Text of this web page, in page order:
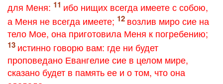
для Меня:
ибо нищих всегда имеете с собою,
а Меня не всегда имеете;
возлив миро сие на
тело Мое, она приготовила Меня к погребению;
истинно говорю вам: где ни будет
проповедано Евангелие сие в целом мире,
сказано будет в память ее и о том, что она